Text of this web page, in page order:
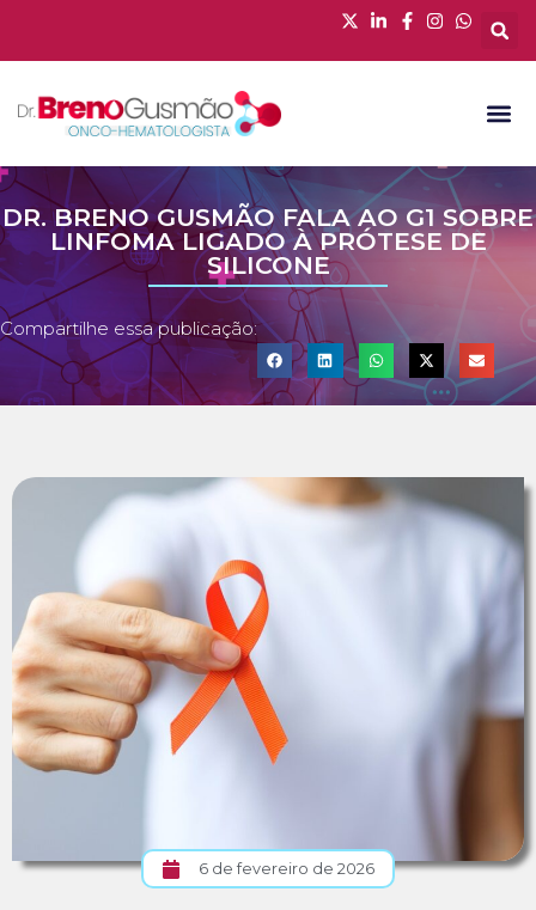
DR. BRENO GUSMÃO FALA AO G1 SOBRE
LINFOMA LIGADO À PRÓTESE DE
SILICONE
Compartilhe essa publicação:
6 de fevereiro de 2026